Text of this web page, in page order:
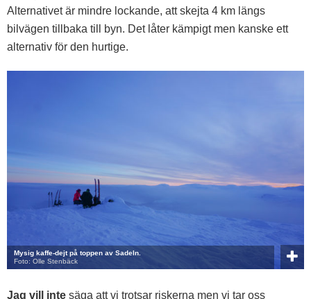
Alternativet är mindre lockande, att skejta 4 km längs
bilvägen tillbaka till byn. Det låter kämpigt men kanske ett
alternativ för den hurtige.
Mysig kaffe-dejt på toppen av Sadeln.
Foto: Olle Stenbäck
Jag vill inte säga att vi trotsar riskerna men vi tar oss